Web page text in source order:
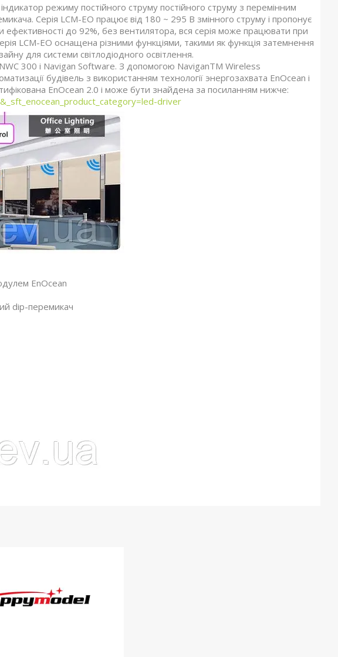
режиму постійного струму постійного струму з перемінним
Серія LCM-EO працює від 180 ~ 295 В змінного струму і пропонує
ефективності до 92%, без вентилятора, вся серія може працювати при
LCM-EO оснащена різними функціями, такими як функція затемнення
для системи світлодіодного освітлення.
300 і Navigan Software. З допомогою NaviganTM Wireless
будівель з використанням технології энергозахвата EnOcean і
EnOcean 2.0 і може бути знайдена за посиланням нижче:
driver
EnOcean
dip-перемикач